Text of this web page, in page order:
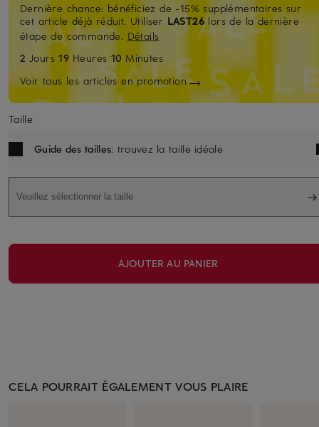
Dernière chance: bénéficiez de -15% supplémentaires sur
cet article déjà réduit. Utiliser LAST26lors de la dernière
étape de commande. Détails
2 Jours19 Heures 10 Minutes
Voir tous les articles en promotion
Taille
Guide des tailles: trouvez la taille idéale
Veuillez sélectionner la taille
AJOUTER AU PANIER
CELA POURRAIT ÉGALEMENT VOUS PLAIRE